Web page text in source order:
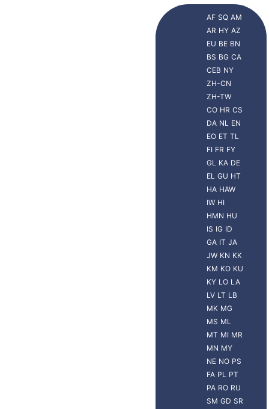
AF SQ AM
AR HY AZ
EU BE BN
BS BG CA
CEB NY
ZH-CN
ZH-TW
CO HR CS
DA NL EN
EO ET TL
FI FR FY
GL KA DE
EL GU HT
HA HAW
IW HI
HMN HU
IS IG ID
GA IT JA
JW KN KK
KM KO KU
KY LO LA
LV LT LB
MK MG
MS ML
MT MI MR
MN MY
NE NO PS
FA PL PT
PA RO RU
SM GD SR